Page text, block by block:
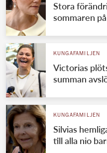
Stora
sommaren
KUNGAFAMILJEN
Victorias
summan
KUNGAFAMILJEN
Silvias
till alla nio